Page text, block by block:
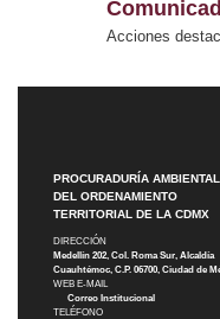
Acciones
PROCURADURÍA
DEL ORDENAMIENTO
TERRITORIAL DE LA CDMX
DIRECCIÓN
Medellín 202, Col. Roma Sur, Alcaldía
Cuauhtémoc, C.P. 06700, Ciudad de
WEB E-MAIL
Correo Institucional
TELÉFONO